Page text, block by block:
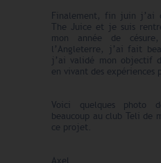
Finalement, fin juin j’ai
The Juice et je suis
mon année de
l’Angleterre, j’ai fait
j’ai validé mon objectif
en vivant des expériences
Voici quelques photo
beaucoup au club Teli de
ce projet.